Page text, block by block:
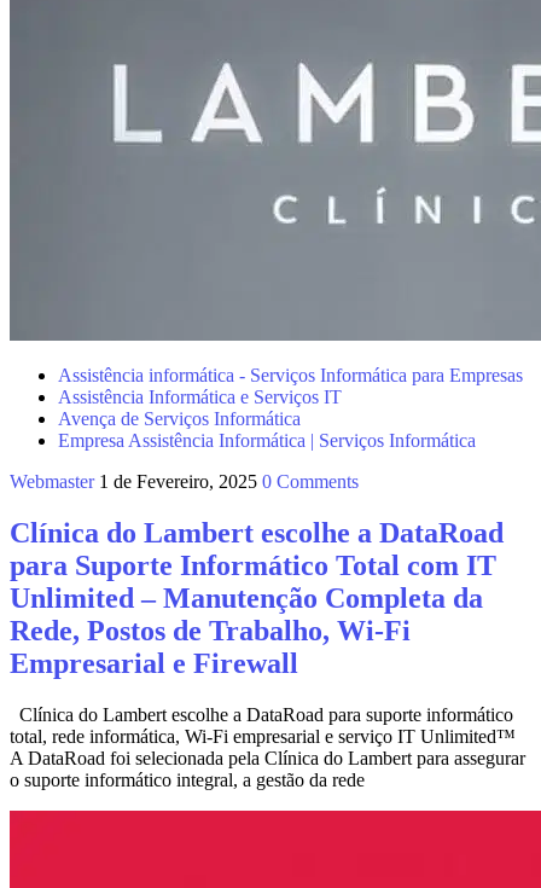
Assistência informática - Serviços Informática para Empresas
Assistência Informática e Serviços IT
Avença de Serviços Informática
Empresa Assistência Informática | Serviços Informática
Webmaster 1 de Fevereiro, 2025 0 Comments
Clínica do Lambert escolhe a DataRoad
para Suporte Informático Total com IT
Unlimited – Manutenção Completa da
Rede, Postos de Trabalho, Wi‑Fi
Empresarial e Firewall
Clínica do Lambert escolhe a DataRoad para suporte informático
total, rede informática, Wi‑Fi empresarial e serviço IT Unlimited™
A DataRoad foi selecionada pela Clínica do Lambert para assegurar
o suporte informático integral, a gestão da rede